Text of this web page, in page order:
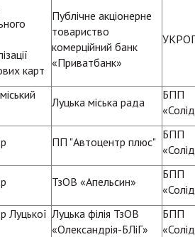
карт
Публічне акціонерне
товариство
комерційний банк
«Приватбанк»
Луцька міська рада
БПП
ПП "Автоцентр плюс"
БПП
ТзОВ «Апельсин»
БПП
Луцької Луцька філія ТзОВ
«Олександрія-БЛіГ»
БПП